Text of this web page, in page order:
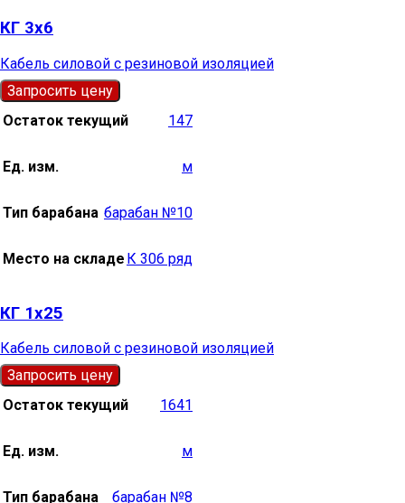
КГ 3х6
Кабель силовой с резиновой изоляцией
Запросить цену
Остаток текущий
147
Ед. изм. м
Тип барабана барабан №10
Место на складе К 306 ряд
КГ 1х25
Кабель силовой с резиновой изоляцией
Запросить цену
Остаток текущий
1641
Ед. изм. м
Тип барабана барабан №8